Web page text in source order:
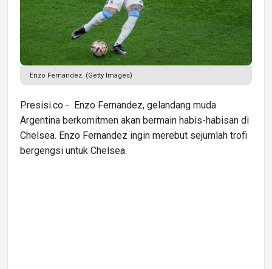
Enzo Fernandez. (Getty Images)
Presisi.co - Enzo Fernandez, gelandang muda
Argentina berkomitmen akan bermain habis-habisan di
Chelsea. Enzo Fernandez ingin merebut sejumlah trofi
bergengsi untuk Chelsea.